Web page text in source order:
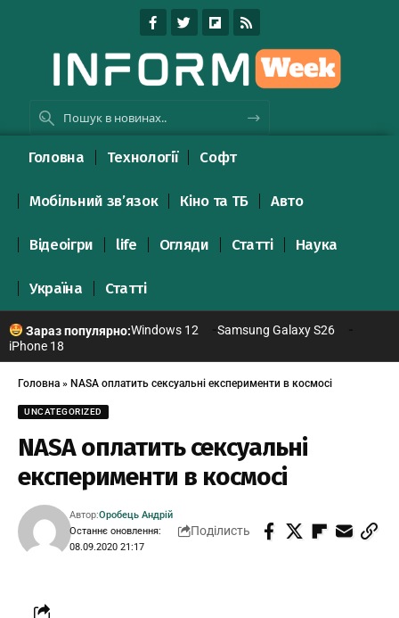
Головна Технології Софт
Мобільний зв’язок Кіно та ТБ Авто
Відеоігри life Огляди Статті Наука
Україна Статті
Зараз популярно:Windows 12
Samsung Galaxy S26
iPhone 18
Головна » NASA оплатить сексуальні експерименти в космосі
UNCATEGORIZED
NASA оплатить сексуальні
експерименти в космосі
Останнє оновлення:
08.09.2020 21:17
Автор:Оробець Андрій
Поділисть